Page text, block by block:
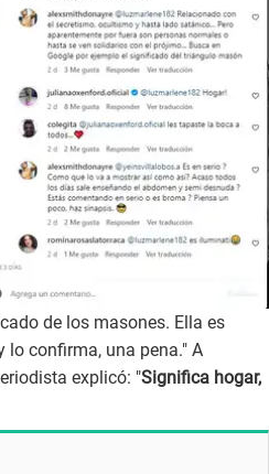
de los masones. Ella es
lo confirma, una pena." A
explicó: "Significa hogar,